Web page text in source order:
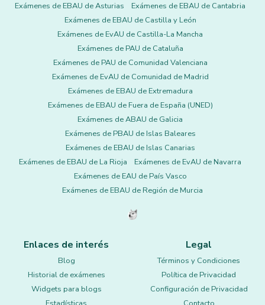
Exámenes de EBAU de Asturias
Exámenes de EBAU de Cantabria
Exámenes de EBAU de Castilla y León
Exámenes de EvAU de Castilla-La Mancha
Exámenes de PAU de Cataluña
Exámenes de PAU de Comunidad Valenciana
Exámenes de EvAU de Comunidad de Madrid
Exámenes de EBAU de Extremadura
Exámenes de EBAU de Fuera de España (UNED)
Exámenes de ABAU de Galicia
Exámenes de PBAU de Islas Baleares
Exámenes de EBAU de Islas Canarias
Exámenes de EBAU de La Rioja
Exámenes de EvAU de Navarra
Exámenes de EAU de País Vasco
Exámenes de EBAU de Región de Murcia
Enlaces de interés
Blog
Historial de exámenes
Widgets para blogs
Legal
Términos y Condiciones
Política de Privacidad
Configuración de Privacidad